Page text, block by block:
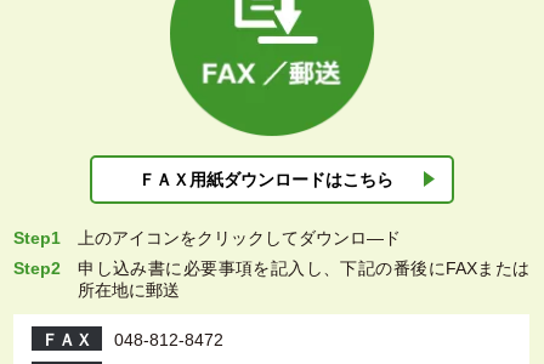
ＦＡＸ用紙ダウンロードはこちら
Step1 上のアイコンをクリックしてダウンロ―ド
Step2
申し込み書に必要事項を記入し、下記の番後にFAXまたは
所在地に郵送
ＦＡＸ
048-812-8472